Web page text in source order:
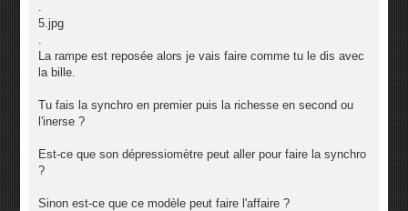
5.jpg
La rampe est reposée alors je vais faire comme tu le dis avec
la bille.
Tu fais la synchro en premier puis la richesse en second ou
l'inerse ?
Est-ce que son dépressiomètre peut aller pour faire la synchro
?
Sinon est-ce que ce modèle peut faire l'affaire ?